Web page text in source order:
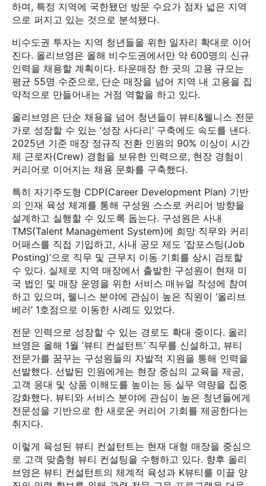
하며, 특정 지역에 국한됐던 방문 수요가 점차 넓은 지역
으로 퍼지고 있는 것으로 분석됐다.
비수도권 투자는 지역 청년들을 위한 일자리 확대로 이어
진다. 올리브영은 올해 비수도권에서만 약 600명의 신규
인력을 채용할 계획이다. 타운매장 한 곳의 고용 규모는
평균 55명 수준으로, 단순 매장을 넘어 지역 내 고용을 집
약적으로 만들어내는 거점 역할을 하고 있다.
올리브영은 단순 채용을 넘어 청년들이 뷰티&웰니스 전문
가로 성장할 수 있는 ‘성장 사다리’ 구축에도 속도를 낸다.
2025년 기준 매장 정규직 전환 인원의 90% 이상이 시간
제 근로자(Crew) 경험을 보유한 인력으로, 현장 경험이
커리어로 이어지는 채용 문화를 구축했다.
특히 자기주도형 CDP(Career Development Plan) 기반
의 인재 육성 체계를 통해 구성원 스스로 커리어 방향을
설계하고 실행할 수 있도록 돕는다. 구성원은 사내
TMS(Talent Management System)에 희망 직무와 커리
어패스를 직접 기입하고, 사내 공모 제도 ‘잡포스팅(Job
Posting)’으로 직무 및 근무지 이동 기회를 상시 검토할
수 있다. 실제로 지역 매장에서 출발한 구성원이 현재 미
국 법인 및 매장 운영을 위한 서비스 매뉴얼 작성에 참여
하고 있으며, 웰니스 분야에 관심이 높은 직원이 ‘올리브
베러’ 1호점으로 이동한 사례도 있었다.
전문 인력으로 성장할 수 있는 경로도 확대 중이다. 올리
브영은 올해 1월 ‘뷰티 컨설턴트’ 직무를 신설하고, 뷰티
전문가를 꿈꾸는 구성원들의 자발적 지원을 통해 인력을
선발했다. 선발된 인원에게는 현장 중심의 교육을 제공,
고객 응대 및 상품 이해도를 높이는 등 실무 역량을 집중
강화했다. 뷰티와 서비스 분야에 관심이 높은 청년들에게
전문성을 기반으로 한 새로운 커리어 기회를 제공한다는
취지다.
이렇게 육성된 뷰티 컨설턴트는 현재 대형 매장을 중심으
로 고객 맞춤형 뷰티 컨설팅을 수행하고 있다. 향후 올리
브영은 뷰티 컨설턴트의 체계적 육성과 K뷰티를 이끌 양